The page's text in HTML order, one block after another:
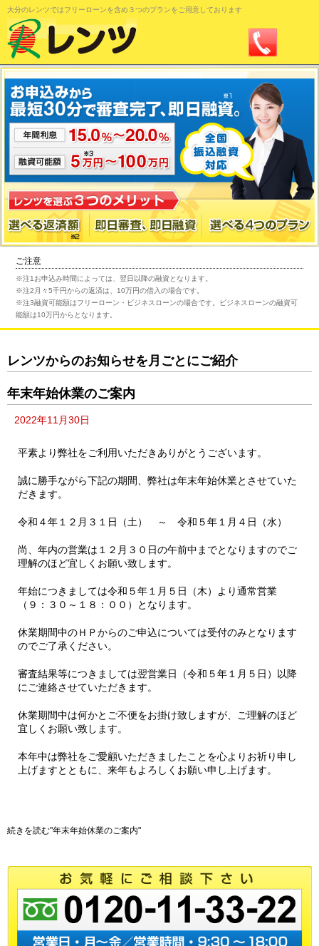
大分のレンツではフリーローンを含め３つのプランをご用意しております
0120-11-
ご注意
※注1お申込み時間によっては、翌日以降の融資となります。
※注2月々5千円からの返済は、10万円の借入の場合です。
※注3融資可能額はフリーローン・ビジネスローンの場合です。ビジネスローンの融資可
能額は10万円からとなります。
レンツからのお知らせを月ごとにご紹介
年末年始休業のご案内
2022年11月30日
平素より弊社をご利用いただきありがとうございます。
誠に勝手ながら下記の期間、弊社は年末年始休業とさせていた
だきます。
令和４年１２月３１日（土） ～ 令和５年１月４日（水）
尚、年内の営業は１２月３０日の午前中までとなりますのでご
理解のほど宜しくお願い致します。
年始につきましては令和５年１月５日（木）より通常営業
（９：３０～１８：００）となります。
休業期間中のＨＰからのご申込については受付のみとなります
のでご了承ください。
審査結果等につきましては翌営業日（令和５年１月５日）以降
にご連絡させていただきます。
休業期間中は何かとご不便をお掛け致しますが、ご理解のほど
宜しくお願い致します。
本年中は弊社をご愛顧いただきましたことを心よりお祈り申し
上げますとともに、来年もよろしくお願い申し上げます。
続きを読む"年末年始休業のご案内"